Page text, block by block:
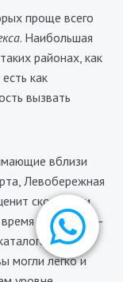
проще всего
. Наибольшая
районах, как
как
вызвать
вблизи
Левобережная
скорость и
на дорогу —
Мы
могли легко и